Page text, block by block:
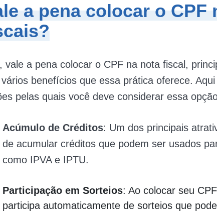
a pena colocar o CPF
vale a pena colocar o CPF na nota fiscal,
benefícios que essa prática oferece.
pelas quais você deve considerar essa
Acúmulo de Créditos: Um dos principais
de acumular créditos que podem ser usados
como IPVA e IPTU.
Participação em Sorteios: Ao colocar seu
participa automaticamente de sorteios que